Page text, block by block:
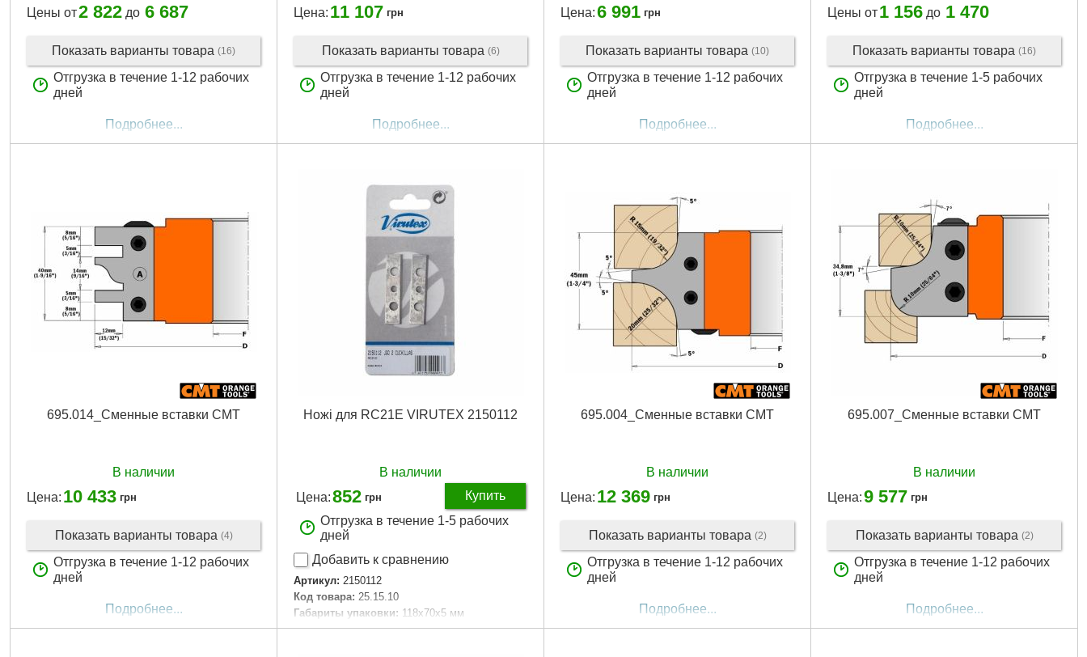
Цены от2 822 до 6 687
Показать варианты товара (16)
Отгрузка в течение 1-12 рабочих
дней
Подробнее...
Цена: 11 107 грн
Показать варианты товара (6)
Отгрузка в течение 1-12 рабочих
дней
Подробнее...
Цена:6 991 грн
Показать варианты товара (10)
Отгрузка в течение 1-12 рабочих
дней
Подробнее...
Цены от1 156 до 1 470
Показать варианты товара (16)
Отгрузка в течение 1-5 рабочих
дней
Подробнее...
695.014_Сменные вставки CMT
В наличии
Цена: 10 433 грн
Показать варианты товара (4)
Отгрузка в течение 1-12 рабочих
дней
Подробнее...
Ножі для RC21E VIRUTEX 2150112
В наличии
Цена:852 грн
Купить
Отгрузка в течение 1-5 рабочих
дней
Добавить к сравнению
Артикул: 2150112
Код товара: 25.15.10
Габариты упаковки: 118x70x5 мм
Вес брутто: 20 г
695.004_Сменные вставки CMT
В наличии
Цена: 12 369 грн
Показать варианты товара (2)
Отгрузка в течение 1-12 рабочих
дней
Подробнее...
695.007_Сменные вставки CMT
В наличии
Цена:9 577 грн
Показать варианты товара (2)
Отгрузка в течение 1-12 рабочих
дней
Подробнее...